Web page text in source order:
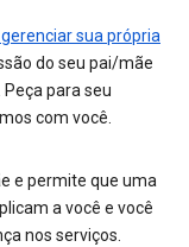
sua própria
do seu pai/mãe
para seu
com você.
e permite que uma
a você e você
nos serviços.